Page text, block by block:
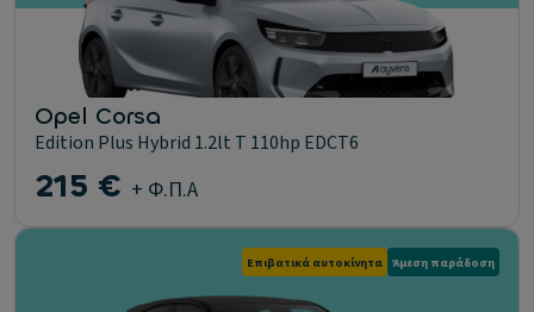
Opel Corsa
Edition Plus Hybrid 1.2lt T 110hp EDCT6
215 € + Φ.Π.Α
Επιβατικά αυτοκίνητα Άμεση παράδοση